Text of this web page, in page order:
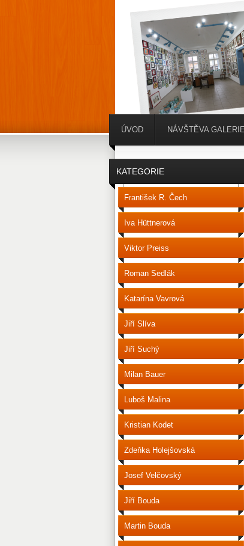
KATEGORIE
František R. Čech
Iva Hüttnerová
Viktor Preiss
Roman Sedlák
Katarína Vavrová
Jiří Slíva
Jiří Suchý
Milan Bauer
Luboš Malina
Kristian Kodet
Zdeňka Holejšovská
Josef Velčovský
Jiří Bouda
Martin Bouda
ÚVOD NÁVŠTĚVA